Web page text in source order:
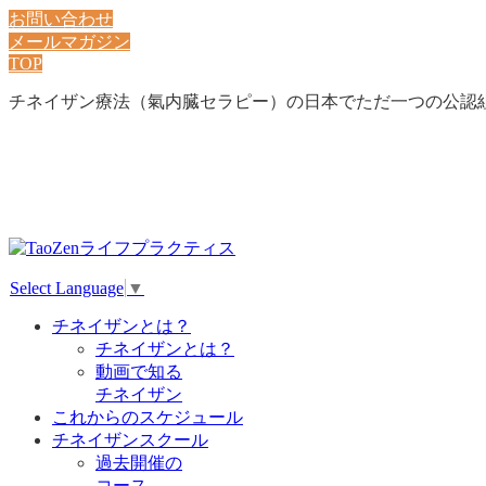
お問い合わせ
メールマガジン
TOP
チネイザン療法（氣内臓セラピー）の日本でただ一つの公認
Select Language ▼
チネイザンとは？
チネイザンとは？
動画で知る
チネイザン
これからのスケジュール
チネイザンスクール
過去開催の